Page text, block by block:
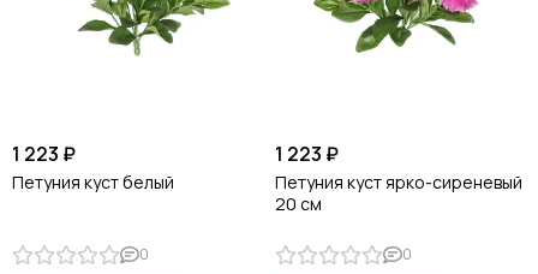
1 223 ₽
Петуния куст белый
0
1 223 ₽
Петуния куст ярко-сиреневый
20 см
0